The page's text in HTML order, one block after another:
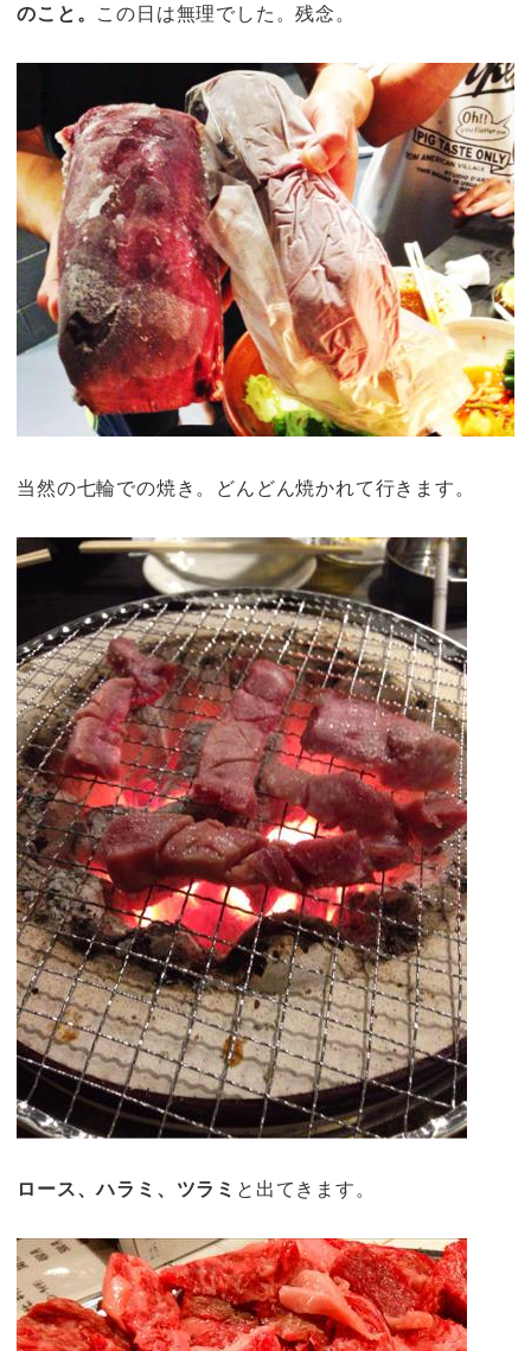
のこと。 この日は無理でした。残念。
当然の七輪での焼き。どんどん焼かれて行きます。
ロース、ハラミ、ツラミ と出てきます。